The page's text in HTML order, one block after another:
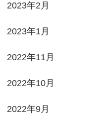
2023年2月
2023年1月
2022年11月
2022年10月
2022年9月